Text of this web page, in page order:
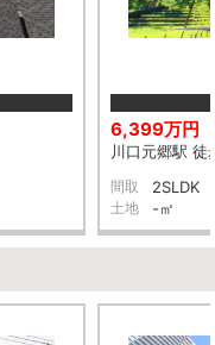
6,399万円
川口元郷駅 徒
間取 2SLDK
土地 -㎡